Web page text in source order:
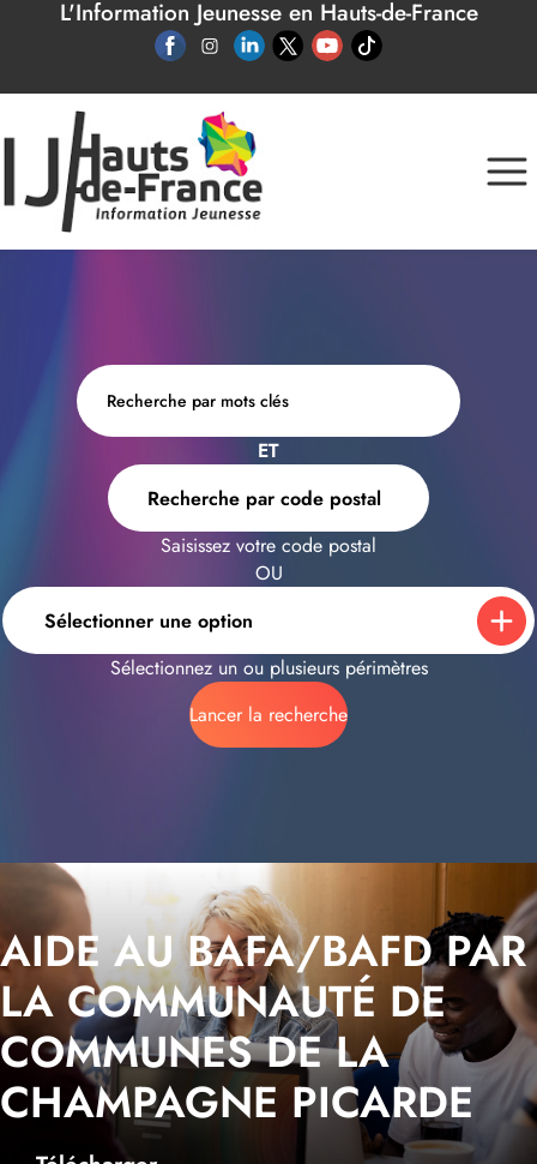
Panneau de gestion des cookies
L'Information Jeunesse en Hauts-de-France
ET
Recherche par code postal
Saisissez votre code postal
OU
Sélectionner une option
Sélectionnez un ou plusieurs périmètres
Lancer la recherche
AIDE AU BAFA/BAFD PAR
LA COMMUNAUTÉ DE
COMMUNES DE LA
CHAMPAGNE PICARDE